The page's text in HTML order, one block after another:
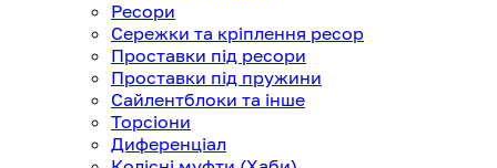
Ресори
Сережки та кріплення ресор
Проставки під ресори
Проставки під пружини
Сайлентблоки та інше
Торсіони
Диференціал